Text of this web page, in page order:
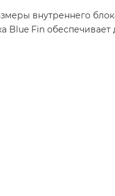
внутреннего
Fin обеспечивает